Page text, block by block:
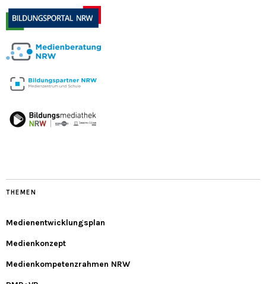
THEMEN
Medienentwicklungsplan
Medienkonzept
Medienkompetenzrahmen NRW